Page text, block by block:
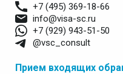
+7 (495) 369-18-66
info@visa-sc.ru
+7 (929) 943-51-50
@vsc_consult
Прием входящих